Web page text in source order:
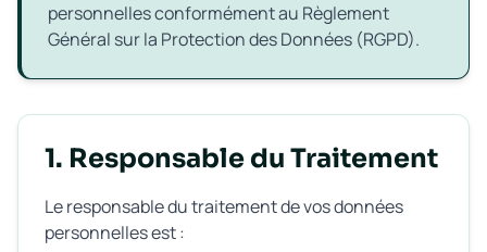
personnelles conformément au Règlement
Général sur la Protection des Données (RGPD).
1. Responsable du Traitement
Le responsable du traitement de vos données
personnelles est :